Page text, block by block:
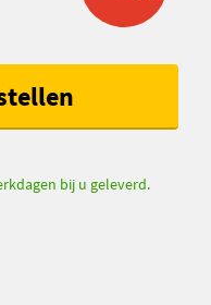
bij u geleverd.